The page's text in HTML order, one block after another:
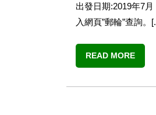
出發日期:2019年7
入網頁”郵輪”查詢。
READ MORE